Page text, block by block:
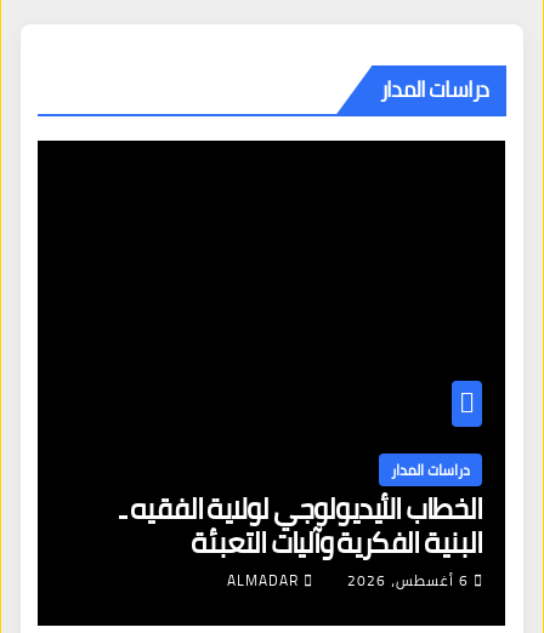
دراسات المدار
دراسات المدار
الخطاب الأيديولوجي لولاية الفقيه ـ
البنية الفكرية وآليات التعبئة
6 أغسطس، 2026 ALMADAR